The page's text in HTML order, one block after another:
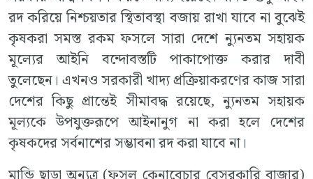
রদ করিয়ে নিশ্চয়তার স্থিতাবস্থা বজায় রাখা যাবে না বুঝেই
কৃষকরা সমস্ত রকম ফসলে সারা দেশে ন্যুনতম সহায়ক
মূল্যের আইনি বন্দোবস্তটি পাকাপোক্ত করার দাবী
তুলেছেন। এখনও সরকারী খাদ্য প্রক্রিয়াকরণের কাজ সারা
দেশের কিছু প্রান্তেই সীমাবদ্ধ রয়েছে, ন্যুনতম সহায়ক
মূল্যকে উপযুক্তরূপে আইনানুগ না করা হলে দেশের
কৃষকদের সর্বনাশের সম্ভাবনা রদ করা যাবে না।